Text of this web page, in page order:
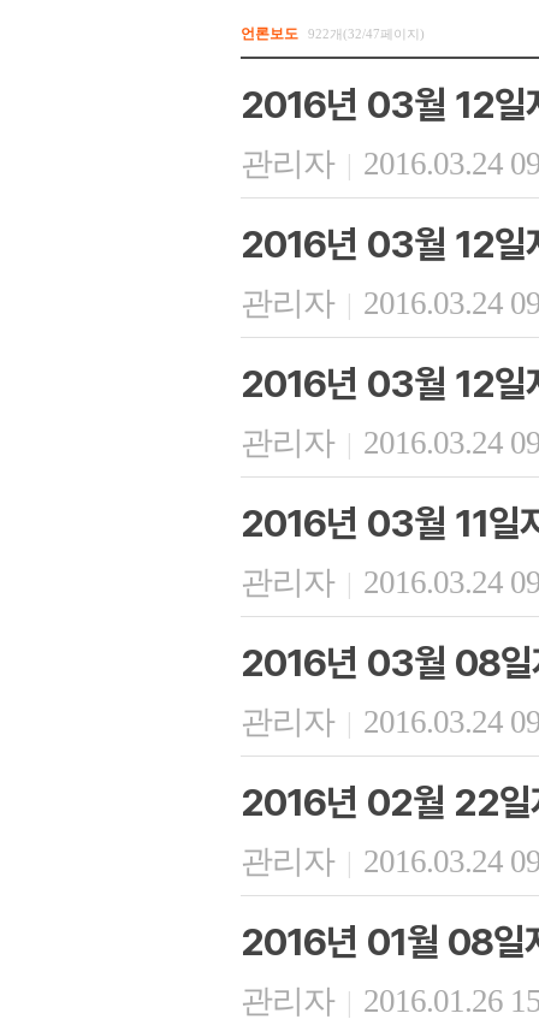
언론보도 922개(32/47페이지)
2016년 03월 12일
관리자 | 2016.03.24
2016년 03월 12일
관리자 | 2016.03.24
2016년 03월 12일
관리자 | 2016.03.24
2016년 03월 11일
관리자 | 2016.03.24
2016년 03월 08일
관리자 | 2016.03.24
2016년 02월 22일
관리자 | 2016.03.24
2016년 01월 08일
관리자 | 2016.01.26